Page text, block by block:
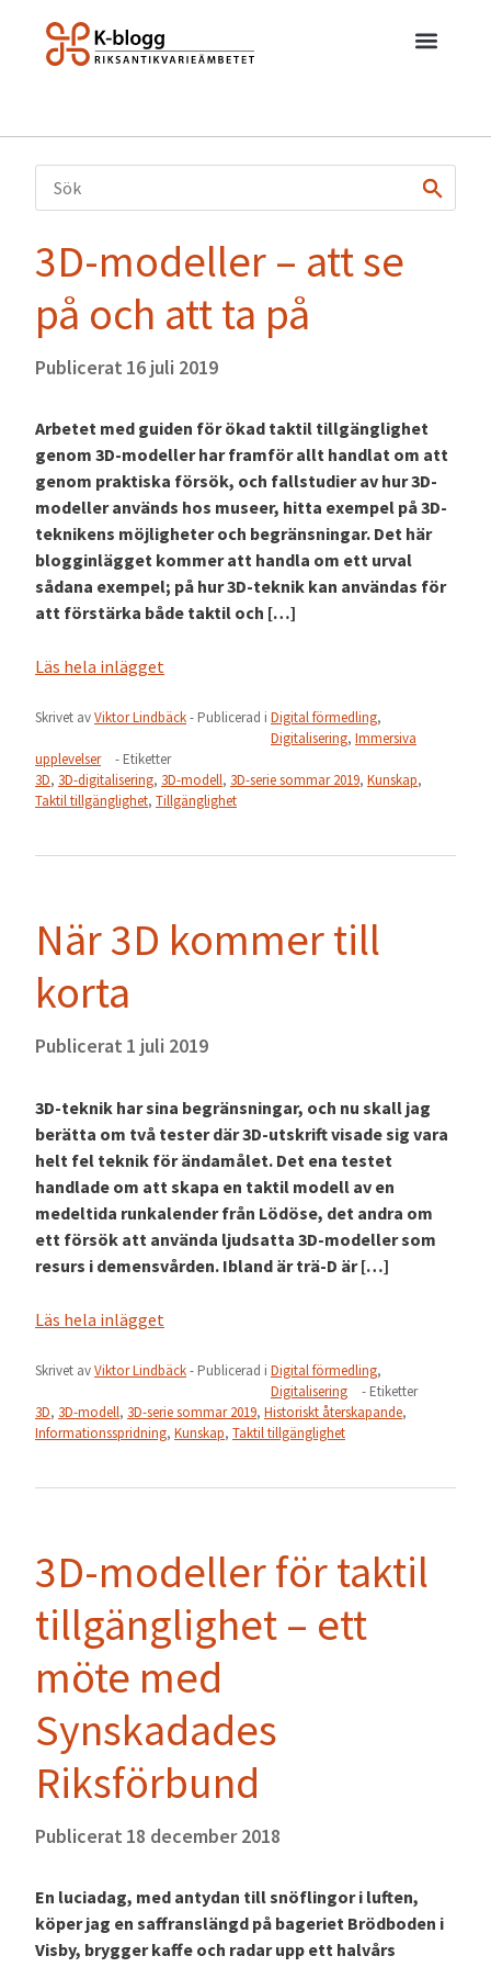
3D-modeller – att se
på och att ta på
Publicerat 16 juli 2019
Arbetet med guiden för ökad taktil tillgänglighet
genom 3D-modeller har framför allt handlat om att
genom praktiska försök, och fallstudier av hur 3D-
modeller används hos museer, hitta exempel på 3D-
teknikens möjligheter och begränsningar. Det här
blogginlägget kommer att handla om ett urval
sådana exempel; på hur 3D-teknik kan användas för
att förstärka både taktil och […]
Läs hela inlägget
Skrivet avViktor Lindbäck- Publicerad i Digital förmedling,
Digitalisering, Immersiva
upplevelser
- Etiketter
3D, 3D-digitalisering, 3D-modell, 3D-serie sommar 2019, Kunskap,
Taktil tillgänglighet, Tillgänglighet
När 3D kommer till
korta
Publicerat 1 juli 2019
3D-teknik har sina begränsningar, och nu skall jag
berätta om två tester där 3D-utskrift visade sig vara
helt fel teknik för ändamålet. Det ena testet
handlade om att skapa en taktil modell av en
medeltida runkalender från Lödöse, det andra om
ett försök att använda ljudsatta 3D-modeller som
resurs i demensvården. Ibland är trä-D är […]
Läs hela inlägget
Skrivet avViktor Lindbäck- Publicerad i Digital förmedling,
Digitalisering
- Etiketter
3D, 3D-modell, 3D-serie sommar 2019, Historiskt återskapande,
Informationsspridning, Kunskap, Taktil tillgänglighet
3D-modeller för taktil
tillgänglighet – ett
möte med
Synskadades
Riksförbund
Publicerat 18 december 2018
En luciadag, med antydan till snöflingor i luften,
köper jag en saffranslängd på bageriet Brödboden i
Visby, brygger kaffe och radar upp ett halvårs